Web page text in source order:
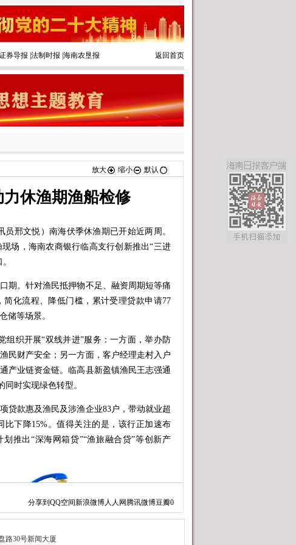
券导报 法制时报 海南农垦报 返回首页
放大 缩小 默认
休渔期渔船检修
邢文悦）南海伏季休渔期已开始近两周。
场，海南农商银行临高支行创新推出“三进
。针对渔民抵押物不足、融资周期短等痛
化流程、降低门槛，累计受理贷款申请77
储等场景。
织开展“双线并进”服务：一方面，举办防
民财产安全；另一方面，客户经理走村入户
产业链资金链。临高县新盈镇渔民王志强通
同时实现绿色转型。
款惠及渔民及涉渔企业83户，带动就业超
下降15%。值得关注的是，该行正加速布
推出“深海网箱贷”“渔旅融合贷”等创新产
分享到 QQ空间新浪微博人人网 腾讯微博豆瓣0